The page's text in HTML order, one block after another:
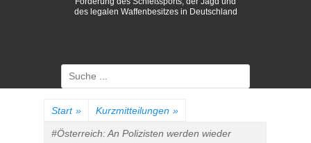
des legalen Waffenbesitzes in Deutschland
Suche
nach:
Start » Kurzmitteilungen »
#Österreich: An Polizisten werden wieder